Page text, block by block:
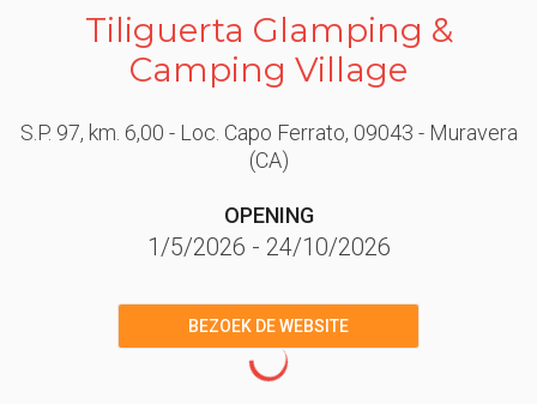
Tiliguerta Glamping &
Camping Village
S.P. 97, km. 6,00 - Loc. Capo Ferrato, 09043 - Muravera
(CA)
OPENING
1/5/2026 - 24/10/2026
BEZOEK DE WEBSITE